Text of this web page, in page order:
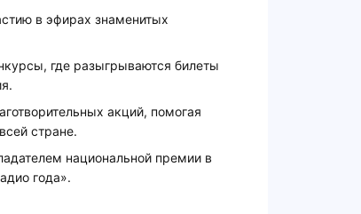
в эфирах знаменитых
где разыгрываются билеты
акций, помогая
стране.
национальной премии в
года».